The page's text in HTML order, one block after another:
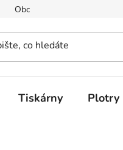
Obchodní podmínky
Tiskárny Plotry